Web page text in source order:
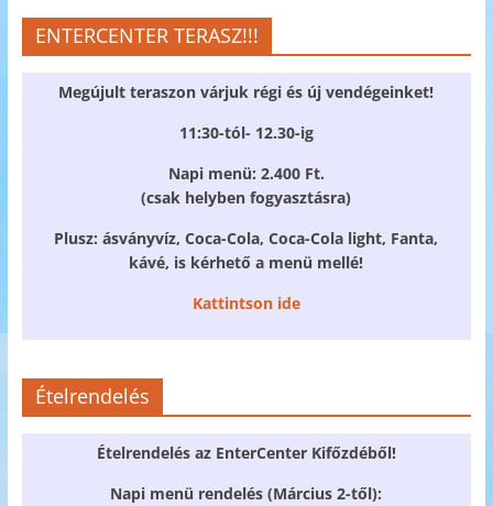
ENTERCENTER TERASZ!!!
Megújult teraszon várjuk régi és új vendégeinket!
11:30-tól- 12.30-ig
Napi menü: 2.400 Ft.
(csak helyben fogyasztásra)
Plusz: ásványvíz, Coca-Cola, Coca-Cola light, Fanta,
kávé, is kérhető a menü mellé!
Kattintson ide
Ételrendelés
Ételrendelés az EnterCenter Kifőzdéből!
Napi menü rendelés (Március 2-től):